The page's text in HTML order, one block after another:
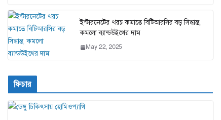
ইন্টারনেটের খরচ কমাতে বিটিআরসির বড় সিদ্ধান্ত,
কমলো ব্যান্ডউইথের দাম
May 22, 2025
ফিচার